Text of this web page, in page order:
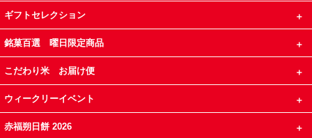
ギフトセレクション
銘菓百選 曜日限定商品
こだわり米 お届け便
ウィークリーイベント
赤福朔日餅 2026